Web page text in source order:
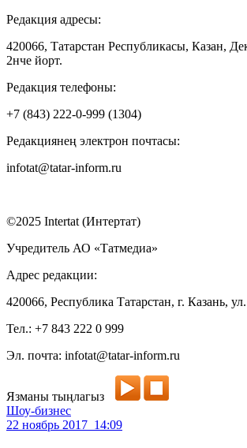
Редакция адресы:
420066, Татарстан Республикасы, Казан,
2нче йорт.
Редакция телефоны:
+7 (843) 222-0-999 (1304)
Редакциянең электрон почтасы:
infotat@tatar-inform.ru
©2025 Intertat (Интертат)
Учредитель АО «Татмедиа»
Адрес редакции:
420066, Республика Татарстан, г. Казань,
Тел.: +7 843 222 0 999
Эл. почта: infotat@tatar-inform.ru
Язманы тыңлагыз
Шоу-бизнес
22 ноябрь 2017 14:09